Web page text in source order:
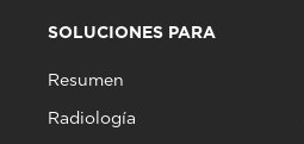
SOLUCIONES PARA
Resumen
Radiología